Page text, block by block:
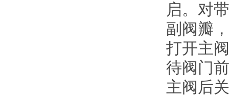
启。对
副阀瓣
打开主
待阀门
主阀后